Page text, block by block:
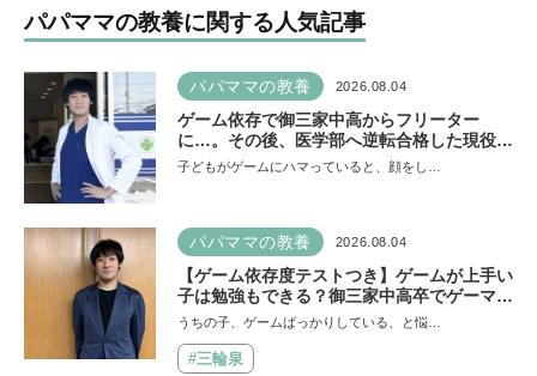
パパママの教養に関する人気記事
パパママの教養 2026.08.04
ゲーム依存で御三家中高からフリーター
に…。その後、医学部へ逆転合格した現役医
師が断言「ゲームの経験が受験勉強に役立っ
子どもがゲームにハマっていると、顔をし…
パパママの教養 2026.08.04
【ゲーム依存度テストつき】ゲームが上手い
子は勉強もできる？御三家中高卒でゲーマー
の医師・阿部智史さんが教えるゲームしなが
うちの子、ゲームばっかりしている、と悩…
#三輪泉